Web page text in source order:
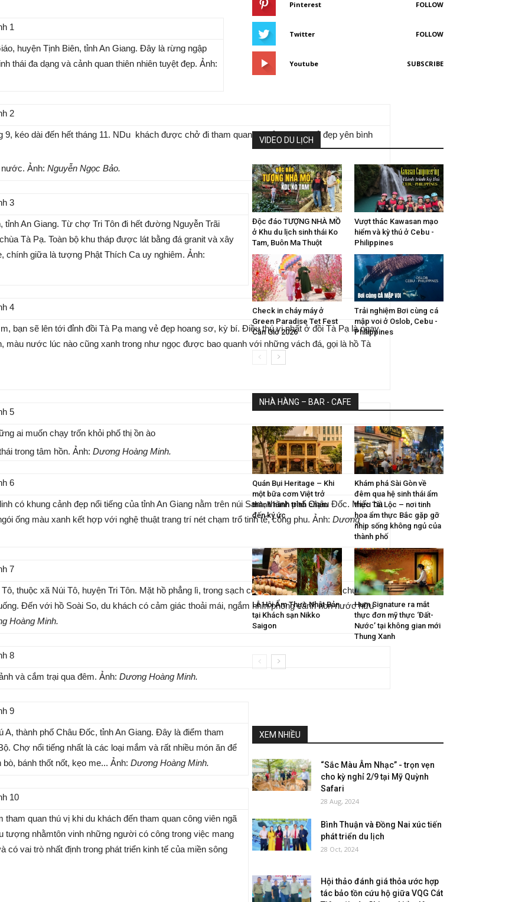
huyện Tịnh Biên, tỉnh An Giang. Đây là rừng ngập
thái đa dạng và cảnh quan thiên nhiên tuyệt đẹp. Ảnh:
kéo dài đến hết tháng 11. NDu khách được chở đi tham quan và trải nghiệm vẻ đẹp yên bình
Ảnh: Nguyễn Ngọc Bảo.
tỉnh An Giang. Từ chợ Tri Tôn đi hết đường Nguyễn Trãi
Tà Pạ. Toàn bộ khu tháp được lát bằng đá granit và xây
giữa là tượng Phật Thích Ca uy nghiêm. Ảnh:
bạn sẽ lên tới đỉnh đồi Tà Pạ mang vẻ đẹp hoang sơ, kỳ bí. Điều thú vị nhất ở đồi Tà Pạ là ngay
màu nước lúc nào cũng xanh trong như ngọc được bao quanh với những vách đá, gọi là hồ Tà
ai muốn chạy trốn khỏi phố thị ồn ào
trong tâm hồn. Ảnh: Dương Hoàng Minh.
có khung cảnh đẹp nổi tiếng của tỉnh An Giang nằm trên núi Sam, thành phố Châu Đốc. Miếu bà
ống màu xanh kết hợp với nghệ thuật trang trí nét chạm trổ tinh tế, công phu. Ảnh: Dương
thuộc xã Núi Tô, huyện Tri Tôn. Mặt hồ phẳng lì, trong sạch có diện tích khoảng 5 ha chứa
Đến với hồ Soài So, du khách có cảm giác thoải mái, ngắm nhìn phong cảnh non nước hữu
Hoàng Minh.
và cắm trại qua đêm. Ảnh: Dương Hoàng Minh.
thành phố Châu Đốc, tỉnh An Giang. Đây là điểm tham
Chợ nổi tiếng nhất là các loại mắm và rất nhiều món ăn để
bánh thốt nốt, kẹo me... Ảnh: Dương Hoàng Minh.
tham quan thú vị khi du khách đến tham quan công viên ngã
tượng nhằmtôn vinh những người có công trong việc mang
có vai trò nhất định trong phát triển kinh tế của miền sông
Pinterest FOLLOW
Twitter FOLLOW
Youtube SUBSCRIBE
VIDEO DU LỊCH
Độc đáo TƯỢNG NHÀ MỒ
ở Khu du lịch sinh thái Ko
Tam, Buôn Ma Thuột
Vượt thác Kawasan mạo
hiểm và kỳ thú ở Cebu -
Philippines
Check in cháy máy ở
Green Paradise Tet Fest
Cần Giờ 2026
Trải nghiệm Bơi cùng cá
mập voi ở Oslob, Cebu -
Philippines
NHÀ HÀNG – BAR - CAFE
Quán Bụi Heritage – Khi
một bữa cơm Việt trở
thành hành trình chạm
đến ký ức
Khám phá Sài Gòn về
đêm qua hệ sinh thái ẩm
thực Tài Lộc – nơi tinh
hoa ẩm thực Bắc gặp gỡ
nhịp sống không ngủ của
thành phố
Lễ Hội Ẩm Thực Nhật Bản
tại Khách sạn Nikko
Saigon
Hum Signature ra mắt
thực đơn mỹ thực ‘Đất-
Nước’ tại không gian mới
Thung Xanh
XEM NHIỀU
“Sắc Màu Âm Nhạc” - trọn vẹn
cho kỳ nghỉ 2/9 tại Mỹ Quỳnh
Safari
28 Aug, 2024
Bình Thuận và Đồng Nai xúc tiến
phát triển du lịch
28 Oct, 2024
Hội thảo đánh giá thỏa ước hợp
tác bảo tồn cứu hộ giữa VQG Cát